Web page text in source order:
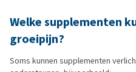
Welke supplementen
groeipijn?
Soms kunnen supplementen